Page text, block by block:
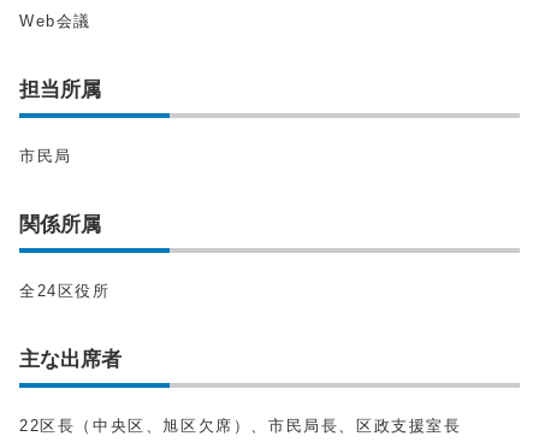
Web会議
担当所属
市民局
関係所属
全24区役所
主な出席者
22区長（中央区、旭区欠席）、市民局長、区政支援室長